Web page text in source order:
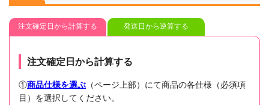
注文確定日から計算する 発送日から逆算する
注文確定日から計算する
①商品仕様を選ぶ （ページ上部）にて商品の各仕様（必須項
目）を選択してください。